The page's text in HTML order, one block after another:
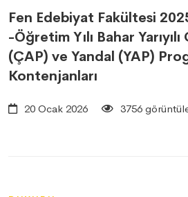
Fen Edebiyat Fakültesi
-Öğretim Yılı Bahar
(ÇAP) ve Yandal (YAP)
Kontenjanları
20 Ocak 2026 3756